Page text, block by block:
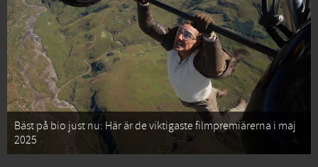
Bäst på bio just nu: Här är de viktigaste filmpremiärerna i maj
2025